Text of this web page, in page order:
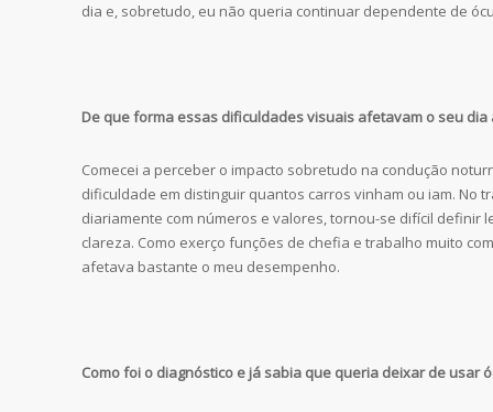
dia e, sobretudo, eu não queria continuar dependente de
De que forma essas dificuldades visuais afetavam o seu dia
Comecei a perceber o impacto sobretudo na condução
dificuldade em distinguir quantos carros vinham ou iam. No
diariamente com números e valores, tornou-se difícil definir
clareza. Como exerço funções de chefia e trabalho muito
afetava bastante o meu desempenho.
Como foi o diagnóstico e já sabia que queria deixar de usar